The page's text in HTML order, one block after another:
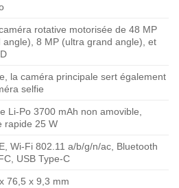
rotative motorisée de 48 MP
angle), 8 MP (ultra grand angle), et
la caméra principale sert également
selfie
Li-Po 3700 mAh non amovible,
rapide 25 W
Wi-Fi 802.11 a/b/g/n/ac, Bluetooth
USB Type-C
76,5 x 9,3 mm